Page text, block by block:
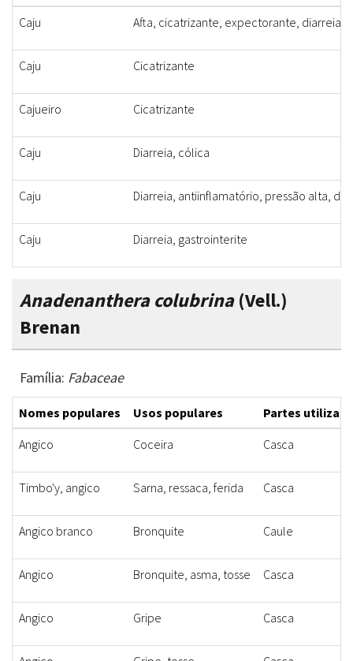
Caju Afta, cicatrizante, expectorante, diarreia
Caju Cicatrizante
Cajueiro Cicatrizante
Caju Diarreia, cólica
Caju Diarreia, antiinflamatório, pressão alta,
Caju Diarreia, gastrointerite
Anadenanthera colubrina(Vell.)
Brenan
Família: Fabaceae
Nomes populares Usos populares
Partes
Angico
Coceira Casca
Timbo'y, angico Sarna, ressaca, ferida Casca
Angico branco Bronquite Caule
Angico Bronquite, asma, tosse Casca
Angico Gripe Casca